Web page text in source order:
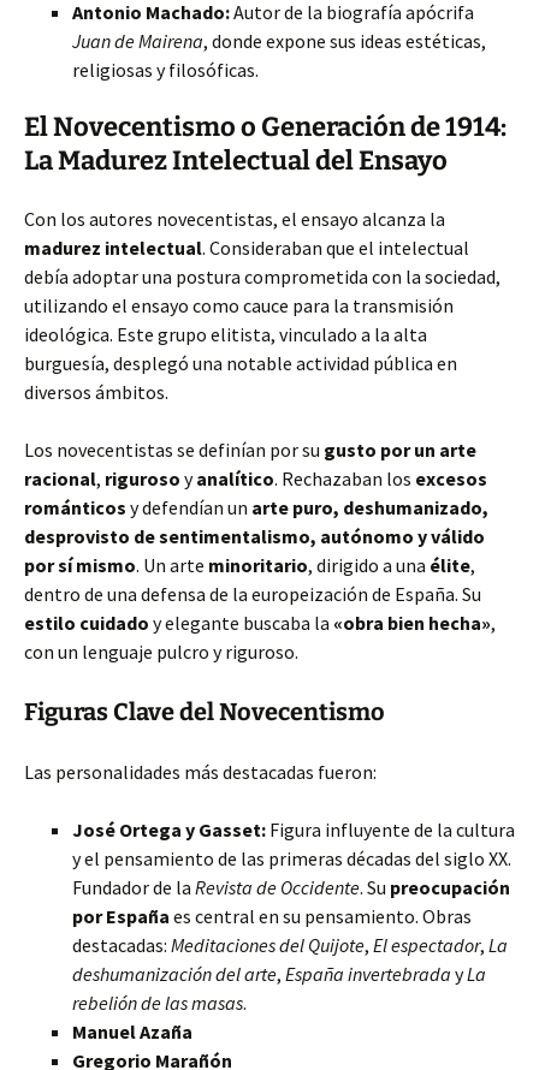
Antonio Machado:Autor de la biografía apócrifa
Juan de Mairena, donde expone sus ideas estéticas,
religiosas y filosóficas.
El Novecentismo o Generación de 1914:
La Madurez Intelectual del Ensayo
Con los autores novecentistas, el ensayo alcanza la
madurez intelectual. Consideraban que el intelectual
debía adoptar una postura comprometida con la sociedad,
utilizando el ensayo como cauce para la transmisión
ideológica. Este grupo elitista, vinculado a la alta
burguesía, desplegó una notable actividad pública en
diversos ámbitos.
Los novecentistas se definían por su gusto por un arte
racional, riguroso yanalítico. Rechazaban los excesos
románticos y defendían un arte puro, deshumanizado,
desprovisto de sentimentalismo, autónomo y válido
por sí mismo. Un arte minoritario, dirigido a una élite,
dentro de una defensa de la europeización de España. Su
estilo cuidado y elegante buscaba la «obra bien hecha»,
con un lenguaje pulcro y riguroso.
Figuras Clave del Novecentismo
Las personalidades más destacadas fueron:
José Ortega y Gasset: Figura influyente de la cultura
y el pensamiento de las primeras décadas del siglo XX.
Fundador de la Revista de Occidente. Su preocupación
por España es central en su pensamiento. Obras
destacadas: Meditaciones del Quijote, El espectador, La
deshumanización del arte, España invertebrada yLa
rebelión de las masas.
Manuel Azaña
Gregorio Marañón